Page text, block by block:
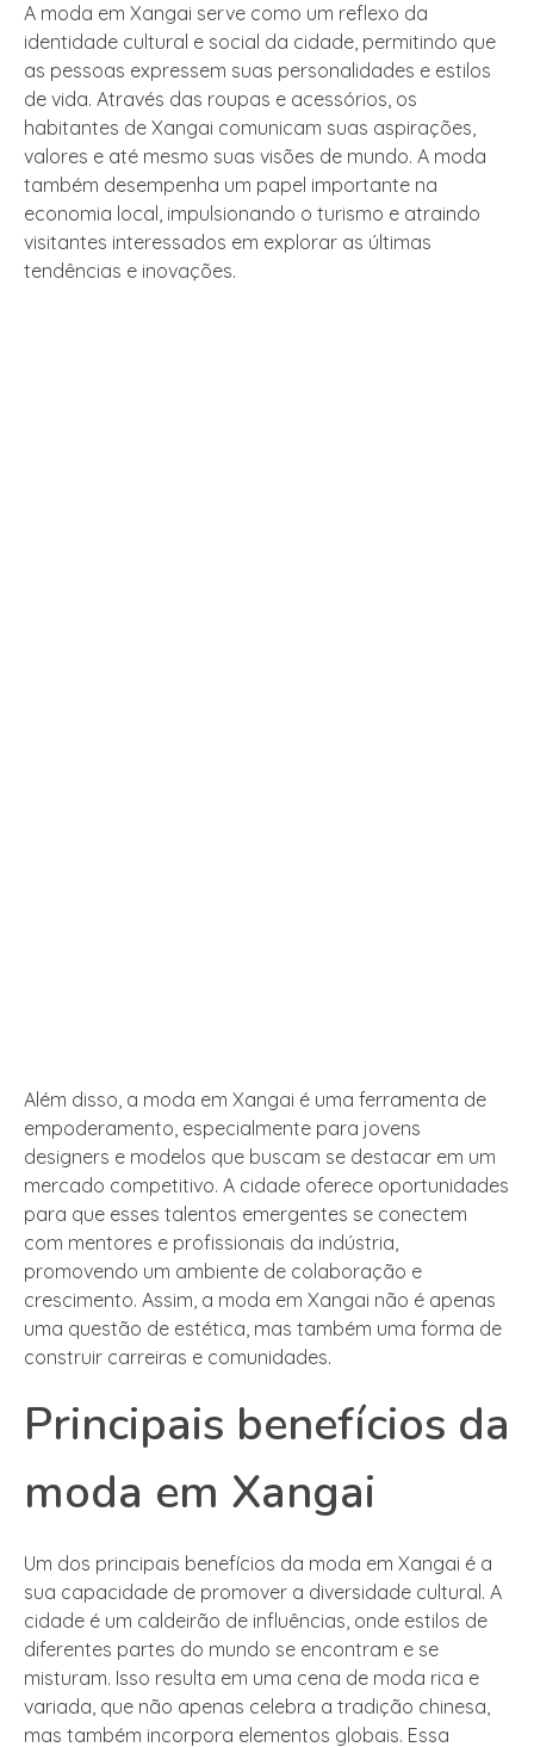
A moda em Xangai serve como um reflexo da
identidade cultural e social da cidade, permitindo que
as pessoas expressem suas personalidades e estilos
de vida. Através das roupas e acessórios, os
habitantes de Xangai comunicam suas aspirações,
valores e até mesmo suas visões de mundo. A moda
também desempenha um papel importante na
economia local, impulsionando o turismo e atraindo
visitantes interessados em explorar as últimas
tendências e inovações.
Além disso, a moda em Xangai é uma ferramenta de
empoderamento, especialmente para jovens
designers e modelos que buscam se destacar em um
mercado competitivo. A cidade oferece oportunidades
para que esses talentos emergentes se conectem
com mentores e profissionais da indústria,
promovendo um ambiente de colaboração e
crescimento. Assim, a moda em Xangai não é apenas
uma questão de estética, mas também uma forma de
construir carreiras e comunidades.
Principais benefícios da
moda em Xangai
Um dos principais benefícios da moda em Xangai é a
sua capacidade de promover a diversidade cultural. A
cidade é um caldeirão de influências, onde estilos de
diferentes partes do mundo se encontram e se
misturam. Isso resulta em uma cena de moda rica e
variada, que não apenas celebra a tradição chinesa,
mas também incorpora elementos globais. Essa